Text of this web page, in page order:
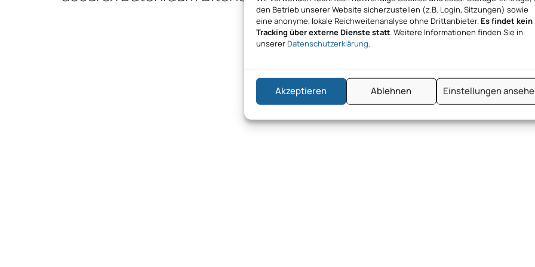
den Betrieb unserer Website sicherzustellen (z.B. Login, Sitzungen) sowie
eine anonyme, lokale Reichweitenanalyse ohne Drittanbieter. Es findet kein
Tracking über externe Dienste statt. Weitere Informationen finden Sie in
unserer Datenschutzerklärung.
Akzeptieren Ablehnen Einstellungen